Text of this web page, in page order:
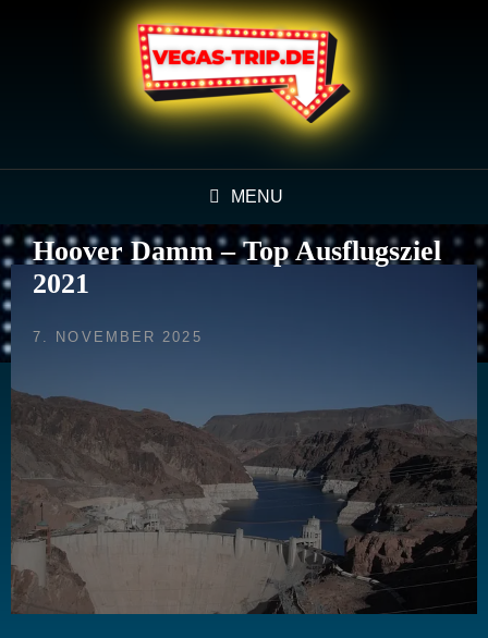
MENU
Hoover Damm – Top Ausflugsziel
2021
POSTED
7. NOVEMBER 2025